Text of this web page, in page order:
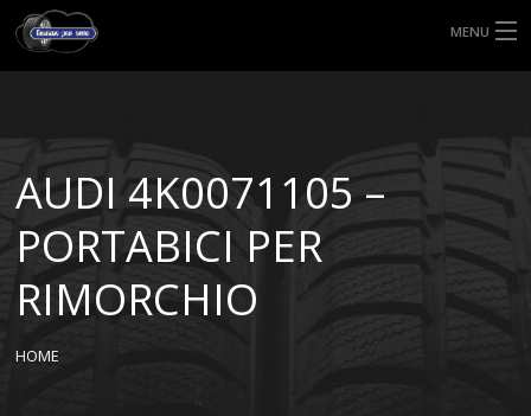
MENU
MISURE GOMME
BLOG
SHOP
AUDI 4K0071105 –
PORTABICI PER
RIMORCHIO
HOME